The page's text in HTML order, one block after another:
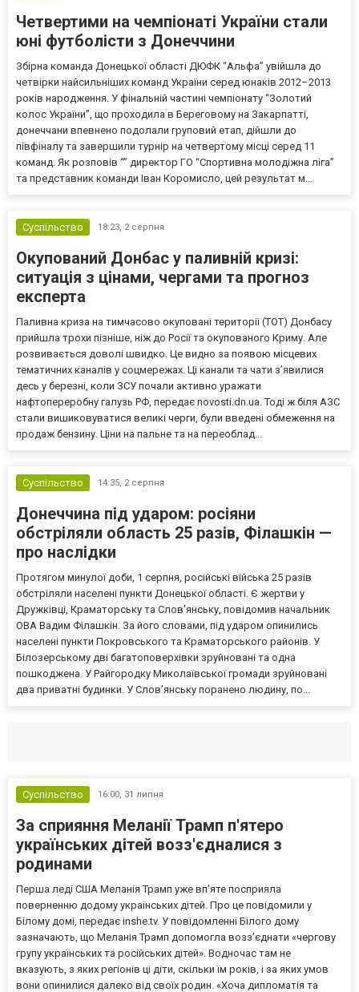
Четвертими на чемпіонаті України стали
юні футболісти з Донеччини
Збірна команда Донецької області ДЮФК “Альфа” увійшла до
четвірки найсильніших команд України серед юнаків 2012–2013
років народження. У фінальній частині чемпіонату “Золотий
колос України”, що проходила в Береговому на Закарпатті,
донеччани впевнено подолали груповий етап, дійшли до
півфіналу та завершили турнір на четвертому місці серед 11
команд. Як розповів “” директор ГО “Спортивна молодіжна ліга”
та представник команди Іван Коромисло, цей результат м...
Суспільство 18:23, 2 серпня
Окупований Донбас у паливній кризі:
ситуація з цінами, чергами та прогноз
експерта
Паливна криза на тимчасово окуповані території (ТОТ) Донбасу
прийшла трохи пізніше, ніж до Росії та окупованого Криму. Але
розвивається доволі швидко. Це видно за появою місцевих
тематичних каналів у соцмережах. Ці канали та чати з’явилися
десь у березні, коли ЗСУ почали активно уражати
нафтопереробну галузь РФ, передає novosti.dn.ua. Тоді ж біля АЗС
стали вишиковуватися великі черги, були введені обмеження на
продаж бензину. Ціни на пальне та на переоблад...
Суспільство 14:35, 2 серпня
Донеччина під ударом: росіяни
обстріляли область 25 разів, Філашкін —
про наслідки
Протягом минулої доби, 1 серпня, російські війська 25 разів
обстріляли населені пункти Донецької області. Є жертви у
Дружківці, Краматорську та Слов’янську, повідомив начальник
ОВА Вадим Філашкін. За його словами, під ударом опинились
населені пункти Покровського та Краматорського районів. У
Білозерському дві багатоповерхівки зруйновані та одна
пошкоджена. У Райгородку Миколаївської громади зруйновані
два приватні будинки. У Слов’янську поранено людину, по...
Суспільство 16:00, 31 липня
За сприяння Меланії Трамп п'ятеро
українських дітей возз'єдналися з
родинами
Перша леді США Меланія Трамп уже впʼяте посприяла
поверненню додому українських дітей. Про це повідомили у
Білому домі, передає inshe.tv. У повідомленні Білого дому
зазначають, що Меланія Трамп допомогла возз’єднати «чергову
групу українських та російських дітей». Водночас там не
вказують, з яких регіонів ці діти, скільки їм років, і за яких умов
вони опинилися далеко від своїх родин. «Хоча дипломатія та